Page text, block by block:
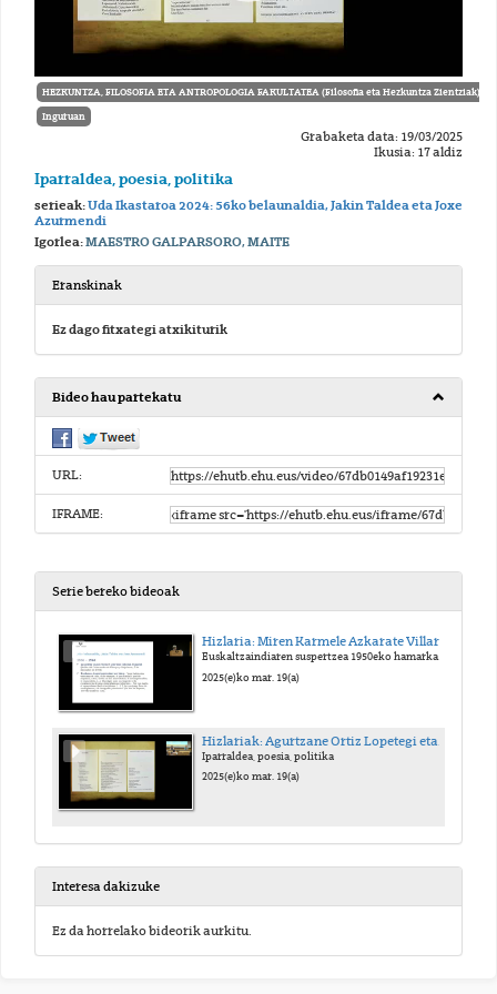
HEZKUNTZA, FILOSOFIA ETA ANTROPOLOGIA FAKULTATEA (Filosofia eta Hezkuntza Zientziak)
Inguruan
Grabaketa data: 19/03/2025
Ikusia: 17 aldiz
Iparraldea, poesia, politika
serieak:Uda Ikastaroa 2024: 56ko belaunaldia, Jakin Taldea eta Joxe
Azurmendi
Igorlea:MAESTRO GALPARSORO, MAITE
Eranskinak
Ez dago fitxategi atxikiturik
Bideo hau partekatu
URL:
IFRAME:
Serie bereko bideoak
Hizlaria: Miren Karmele Azkarate Villar
Euskaltzaindiaren suspertzea 1950eko hamarkadan: Jakin taldearen eragina
2025(e)ko mar. 19(a)
Iparraldea, poesia, politika
2025(e)ko mar. 19(a)
Interesa dakizuke
Ez da horrelako bideorik aurkitu.